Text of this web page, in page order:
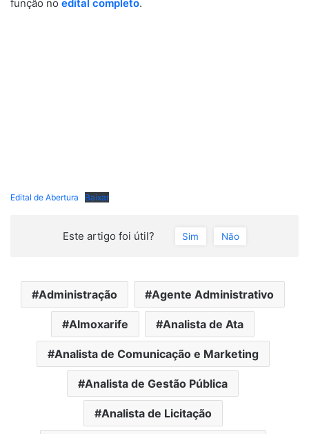
função no edital completo.
Edital de Abertura Baixar
Este artigo foi útil? Sim Não
Administração Agente Administrativo
Almoxarife Analista de Ata
Analista de Comunicação e Marketing
Analista de Gestão Pública
Analista de Licitação